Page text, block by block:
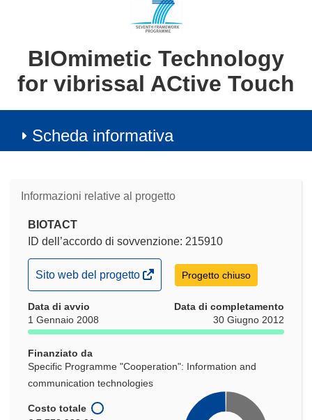
BIOmimetic Technology
for vibrissal ACtive Touch
Scheda informativa
Informazioni relative al progetto
BIOTACT
ID dell’accordo di sovvenzione: 215910
(si
apre
in
una
finestra)
Sito web del progetto Progetto chiuso
Data di avvio
1 Gennaio 2008
Data di completamento
30 Giugno 2012
Finanziato da
Specific Programme "Cooperation": Information and
communication technologies
Costo totale